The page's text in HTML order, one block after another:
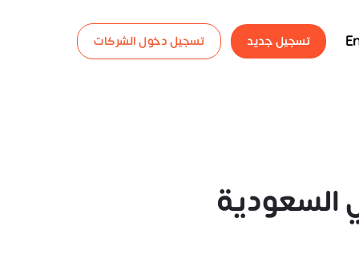
تسجيل جديد تسجيل دخول الشركات
السعودية